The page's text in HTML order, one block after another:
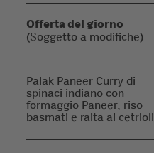
Offerta del giorno
(Soggetto a modifiche)
Palak Paneer Curry di
spinaci indiano con
formaggio Paneer, riso
basmati e raita ai cetrioli